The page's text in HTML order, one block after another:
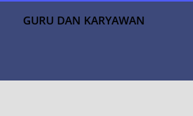
GURU DAN KARYAWAN